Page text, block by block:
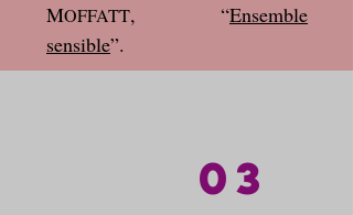
MOFFATT, “Ensemble
sensible”.
03